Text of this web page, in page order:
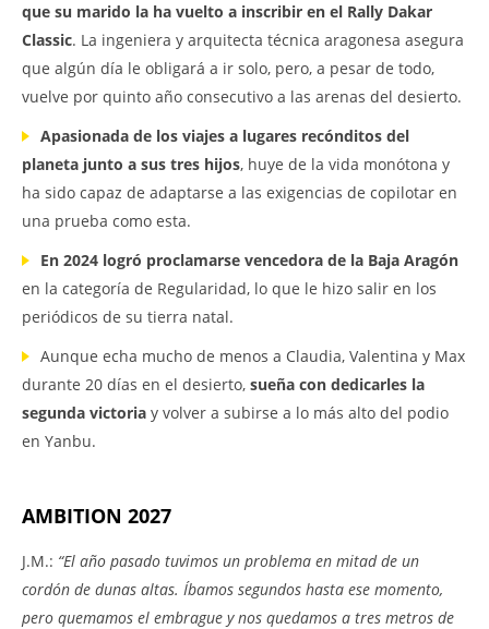
que su marido la ha vuelto a inscribir en el Rally Dakar
Classic. La ingeniera y arquitecta técnica aragonesa asegura
que algún día le obligará a ir solo, pero, a pesar de todo,
vuelve por quinto año consecutivo a las arenas del desierto.
Apasionada de los viajes a lugares recónditos del
planeta junto a sus tres hijos, huye de la vida monótona y
ha sido capaz de adaptarse a las exigencias de copilotar en
una prueba como esta.
En 2024 logró proclamarse vencedora de la Baja Aragón
en la categoría de Regularidad, lo que le hizo salir en los
periódicos de su tierra natal.
Aunque echa mucho de menos a Claudia, Valentina y Max
durante 20 días en el desierto, sueña con dedicarles la
segunda victoria y volver a subirse a lo más alto del podio
en Yanbu.
AMBITION 2027
J.M.: “El año pasado tuvimos un problema en mitad de un
cordón de dunas altas. Íbamos segundos hasta ese momento,
pero quemamos el embrague y nos quedamos a tres metros de